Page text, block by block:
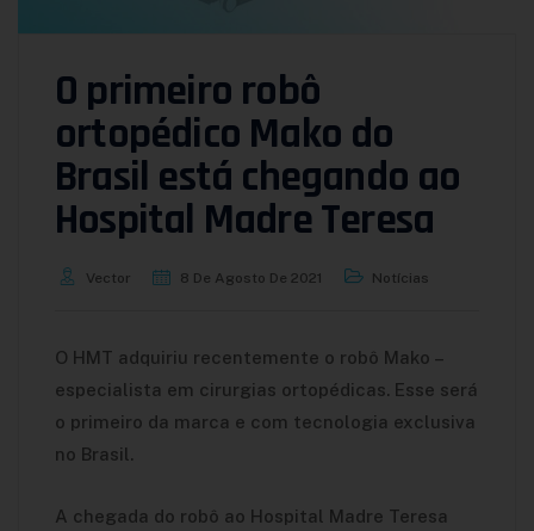
O primeiro robô
ortopédico Mako do
Brasil está chegando ao
Hospital Madre Teresa
Vector 8 De Agosto De 2021 Notícias
O HMT adquiriu recentemente o robô Mako –
especialista em cirurgias ortopédicas. Esse será
o primeiro da marca e com tecnologia exclusiva
no Brasil.
A chegada do robô ao Hospital Madre Teresa